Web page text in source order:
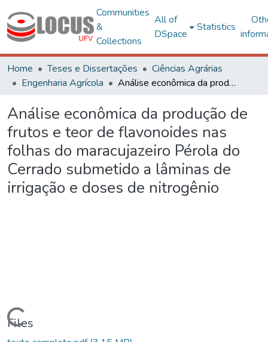
Communities
&
Collections
All of
DSpace
Statistics
Home Teses e Dissertações
Ciências Agrárias
Engenharia Agrícola
Análise econômica da produção de frutos e teor de flavonoides nas folhas do maracujazeiro Pérola do Cerrado submetido a lâminas de irrigação e doses de nitrogênio
Análise econômica da produção de
frutos e teor de flavonoides nas
folhas do maracujazeiro Pérola do
Cerrado submetido a lâminas de
irrigação e doses de nitrogênio
Files